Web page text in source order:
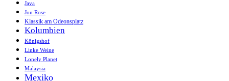
Java
Jon Rose
Klassik am Odeonsplatz
Kolumbien
Königshof
Linke Weine
Lonely Planet
Malaysia
Mexiko